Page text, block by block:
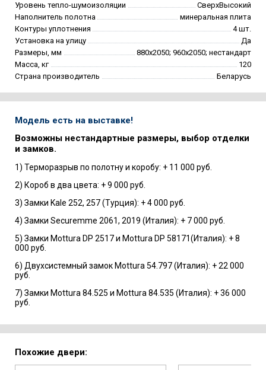
Уровень тепло-шумоизоляции
СверхВысокий
Наполнитель полотна
минеральная плита
Контуры уплотнения
4 шт.
Установка на улицу
Да
Размеры, мм
880х2050; 960х2050; нестандарт
Масса, кг
120
Страна производитель
Беларусь
Модель есть на выставке!
Возможны нестандартные размеры, выбор отделки
и замков.
1) Терморазрыв по полотну и коробу: + 11 000 руб.
2) Короб в два цвета: + 9 000 руб.
3) Замки Kale 252, 257 (Турция): + 4 000 руб.
4) Замки Securemme 2061, 2019 (Италия): + 7 000 руб.
5) Замки Mottura DP 2517 и Mottura DP 58171(Италия): + 8
000 руб.
6) Двухсистемный замок Mottura 54.797 (Италия): + 22 000
руб.
7) Замки Mottura 84.525 и Mottura 84.535 (Италия): + 36 000
руб.
Похожие двери: